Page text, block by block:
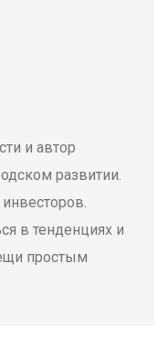
и автор
развитии.
в тенденциях и
простым